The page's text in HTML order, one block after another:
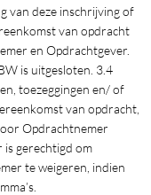
van deze inschrijving of
van opdracht
en Opdrachtgever.
is uitgesloten. 3.4
toezeggingen en/ of
van opdracht,
Opdrachtnemer
gerechtigd om
te weigeren, indien